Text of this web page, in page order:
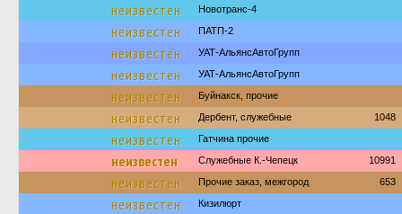
неизвестен Новотранс-4
неизвестен ПАТП-2
неизвестен УАТ-АльянсАвтоГрупп
неизвестен УАТ-АльянсАвтоГрупп
неизвестен Буйнакск, прочие
неизвестен Дербент, служебные 1048
неизвестен Гатчина прочие
неизвестен Служебные К.-Чепецк 10991
неизвестен Прочие заказ, межгород 653
неизвестен Кизилюрт